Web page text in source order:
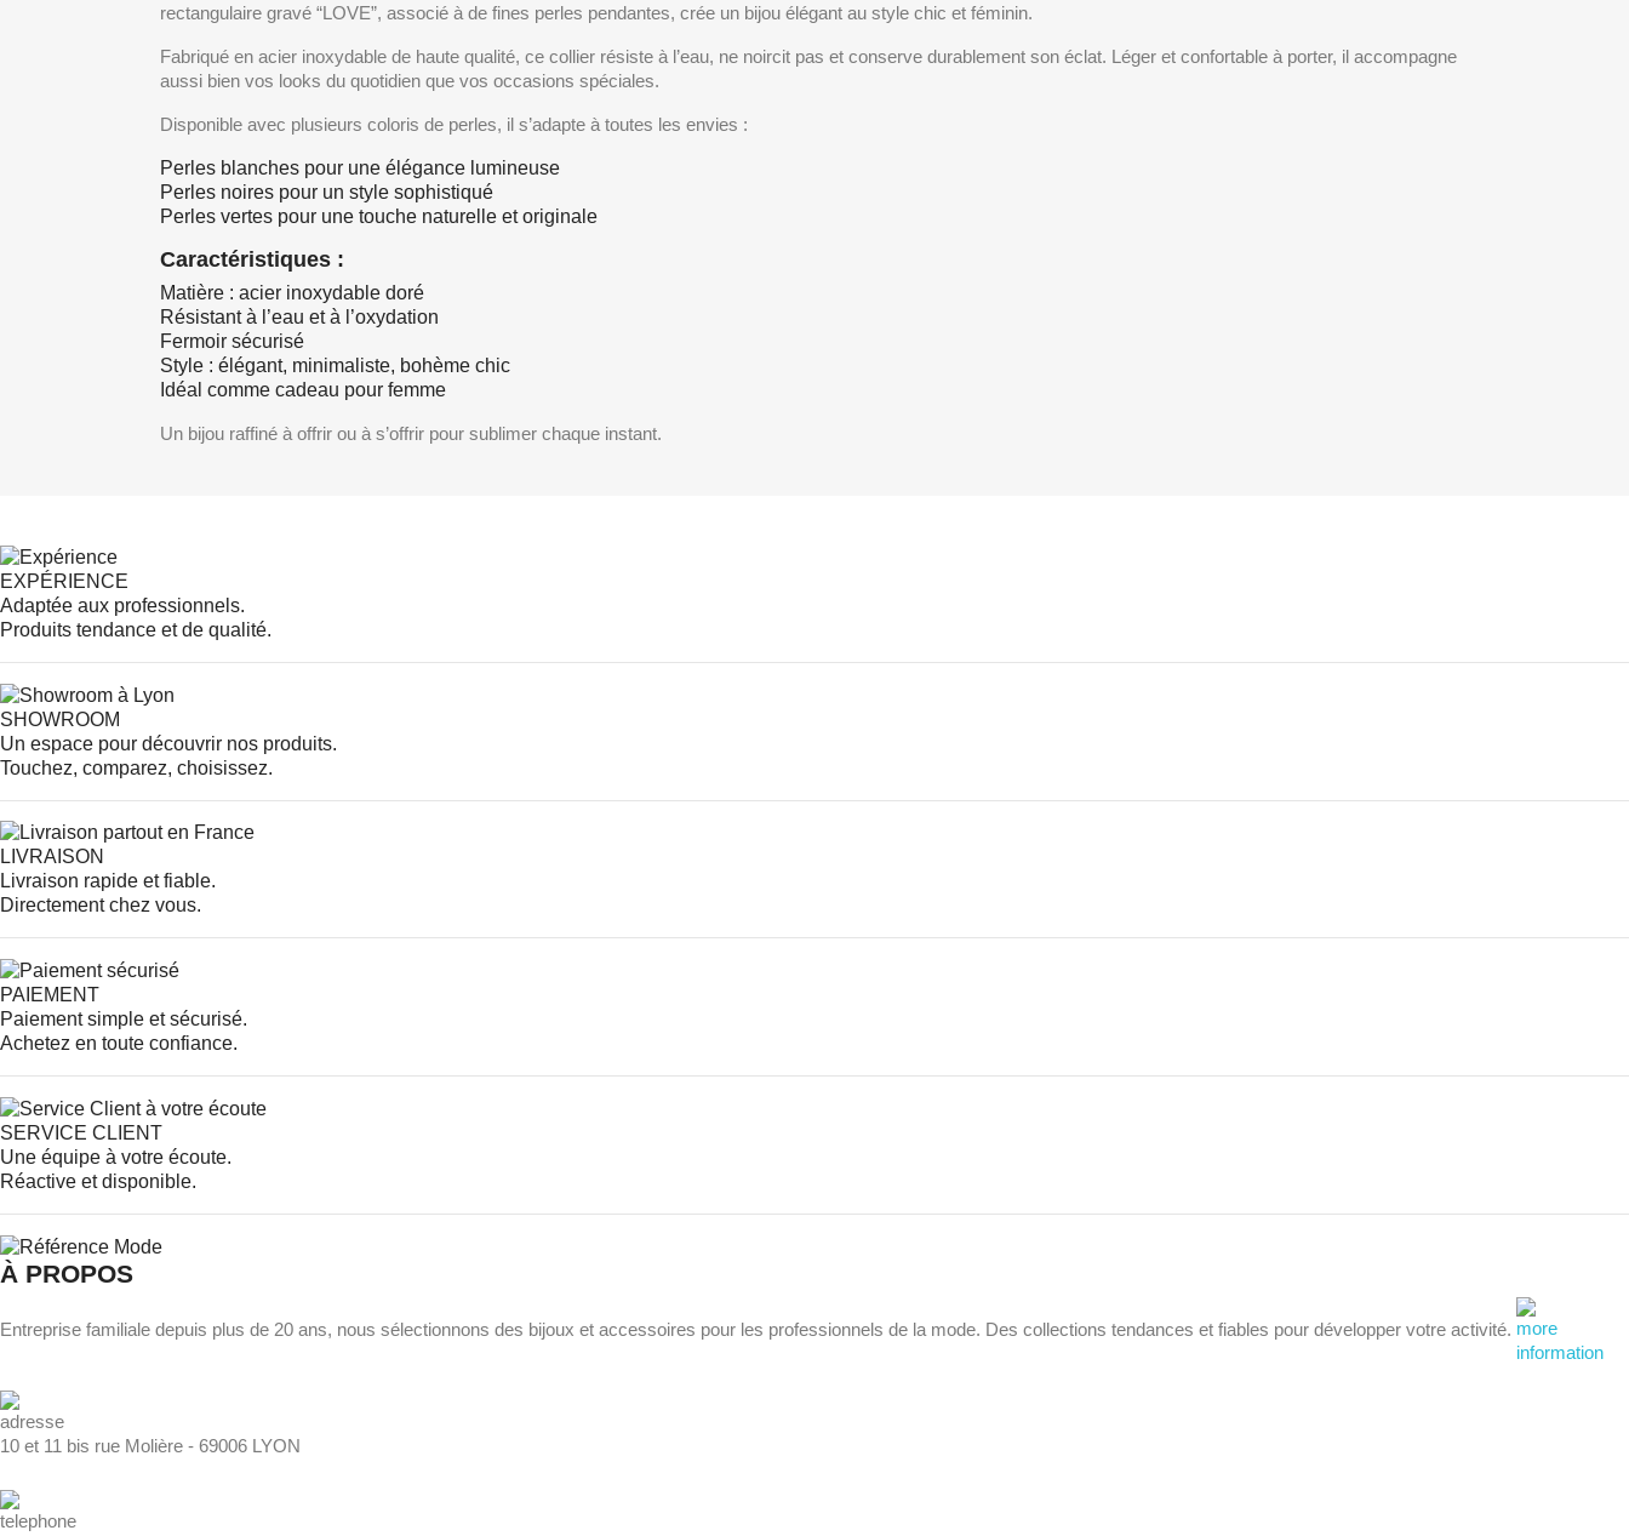
rectangulaire gravé “LOVE”, associé à de fines perles pendantes, crée un bijou élégant au style chic et féminin.
Fabriqué en acier inoxydable de haute qualité, ce collier résiste à l’eau, ne noircit pas et conserve durablement son éclat. Léger et confortable à porter, il accompagne
aussi bien vos looks du quotidien que vos occasions spéciales.
Disponible avec plusieurs coloris de perles, il s’adapte à toutes les envies :
Perles blanches pour une élégance lumineuse
Perles noires pour un style sophistiqué
Perles vertes pour une touche naturelle et originale
Caractéristiques :
Matière : acier inoxydable doré
Résistant à l’eau et à l’oxydation
Fermoir sécurisé
Style : élégant, minimaliste, bohème chic
Idéal comme cadeau pour femme
Un bijou raffiné à offrir ou à s’offrir pour sublimer chaque instant.
EXPÉRIENCE
Adaptée aux professionnels.
Produits tendance et de qualité.
SHOWROOM
Un espace pour découvrir nos produits.
Touchez, comparez, choisissez.
LIVRAISON
Livraison rapide et fiable.
Directement chez vous.
PAIEMENT
Paiement simple et sécurisé.
Achetez en toute confiance.
SERVICE CLIENT
Une équipe à votre écoute.
Réactive et disponible.
À PROPOS
Entreprise familiale depuis plus de 20 ans, nous sélectionnons des bijoux et accessoires pour les professionnels de la mode. Des collections tendances et fiables pour développer votre activité.
10 et 11 bis rue Molière - 69006 LYON